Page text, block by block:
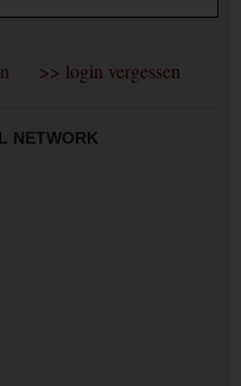
NETWORK